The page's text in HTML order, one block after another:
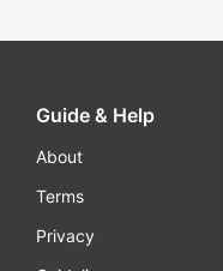
Guide & Help
About
Terms
Privacy